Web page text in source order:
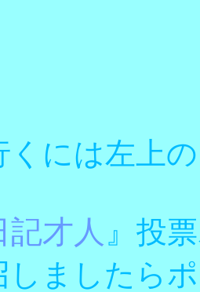
くには左上
記才人 』 投
しましたら